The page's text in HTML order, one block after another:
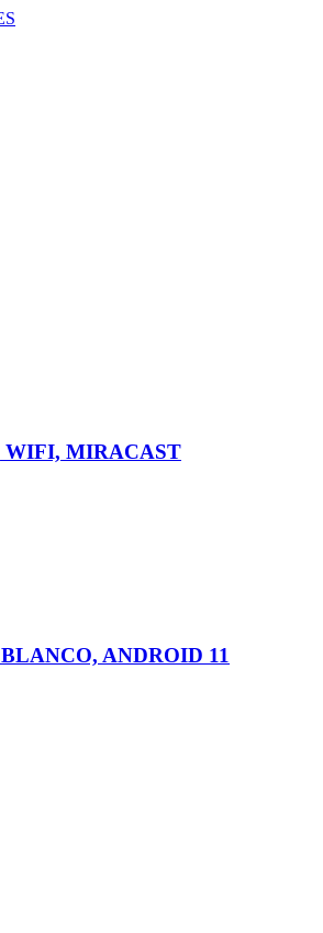
WIFI, MIRACAST
ANDROID 11